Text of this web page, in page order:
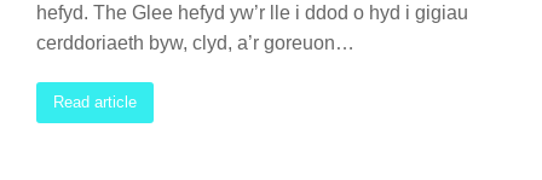
hefyd. The Glee hefyd yw’r lle i ddod o hyd i gigiau
cerddoriaeth byw, clyd, a’r goreuon…
Read article